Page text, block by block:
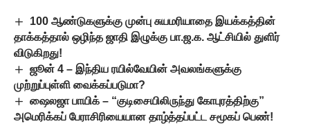
100 ஆண்டுகளுக்கு முன்பு சுயமரியாதை இயக்கத்தின்
தாக்கத்தால் ஒழிந்த ஜாதி இழுக்கு பா.ஜ.க. ஆட்சியில் துளிர்
விடுகிறது!
ஜூன் 4 – இந்திய ரயில்வேயின் அவலங்களுக்கு
முற்றுப்புள்ளி வைக்கப்படுமா?
ஷைலஜா பாயிக் – “குடிசையிலிருந்து கோபுரத்திற்கு”
அமெரிக்கப் பேராசிரியையான தாழ்த்தப்பட்ட சமூகப் பெண்!